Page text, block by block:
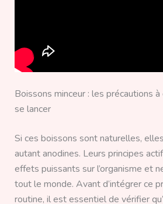
Boissons minceur : les précautions
se lancer
Si ces boissons sont naturelles,
autant anodines. Leurs principes
effets puissants sur l’organisme et
tout le monde. Avant d’intégrer ce
routine, il est essentiel de vérifier